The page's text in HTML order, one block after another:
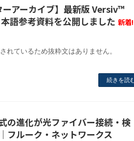
アーカイブ】最新版 Versiv™
語参考資料を公開しました 新着
れているため抜粋文はありません。
続きを読
の進化が光ファイバー接続・検
フルーク・ネットワークス